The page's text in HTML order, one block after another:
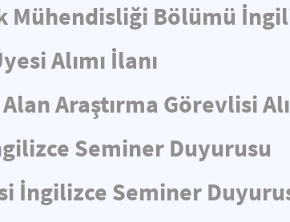
Bölümü
Alımı İlanı
Araştırma Görevlisi
Seminer Duyurusu
İngilizce Seminer